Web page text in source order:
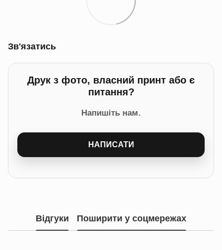
Зв'язатись
Друк з фото, власний принт або є
питання?
Напишіть нам.
НАПИСАТИ
Відгуки Поширити у соцмережах